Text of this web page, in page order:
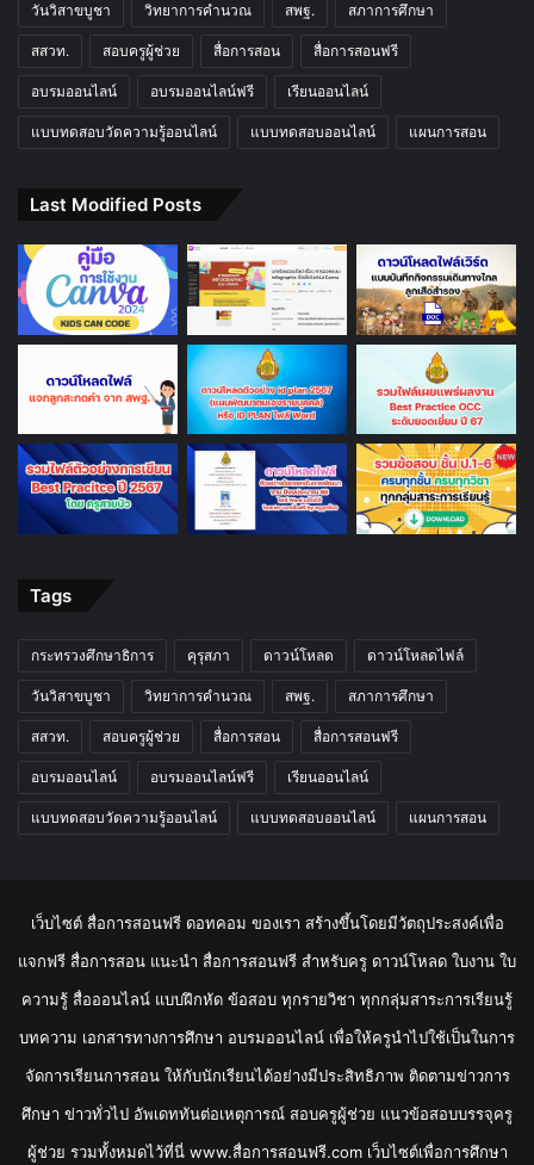
วันวิสาขบูชา วิทยาการคำนวณ สพฐ. สภาการศึกษา
สสวท. สอบครูผู้ช่วย สื่อการสอน สื่อการสอนฟรี
อบรมออนไลน์ อบรมออนไลน์ฟรี เรียนออนไลน์
แบบทดสอบวัดความรู้ออนไลน์ แบบทดสอบออนไลน์ แผนการสอน
Last Modified Posts
Tags
กระทรวงศึกษาธิการ คุรุสภา ดาวน์โหลด ดาวน์โหลดไฟล์
วันวิสาขบูชา วิทยาการคำนวณ สพฐ. สภาการศึกษา
สสวท. สอบครูผู้ช่วย สื่อการสอน สื่อการสอนฟรี
อบรมออนไลน์ อบรมออนไลน์ฟรี เรียนออนไลน์
แบบทดสอบวัดความรู้ออนไลน์ แบบทดสอบออนไลน์ แผนการสอน
เว็บไซต์ สื่อการสอนฟรี ดอทคอม ของเรา สร้างขึ้นโดยมีวัตถุประสงค์เพื่อ
แจกฟรี สื่อการสอน แนะนำ สื่อการสอนฟรี สำหรับครู ดาวน์โหลด ใบงาน ใบ
ความรู้ สื่อออนไลน์ แบบฝึกหัด ข้อสอบ ทุกรายวิชา ทุกกลุ่มสาระการเรียนรู้
บทความ เอกสารทางการศึกษา อบรมออนไลน์ เพื่อให้ครูนำไปใช้เป็นในการ
จัดการเรียนการสอน ให้กับนักเรียนได้อย่างมีประสิทธิภาพ ติดตามข่าวการ
ศึกษา ข่าวทั่วไป อัพเดททันต่อเหตุการณ์ สอบครูผู้ช่วย แนวข้อสอบบรรจุครู
ผู้ช่วย รวมทั้งหมดไว้ที่นี่ www.สื่อการสอนฟรี.com เว็บไซต์เพื่อการศึกษา